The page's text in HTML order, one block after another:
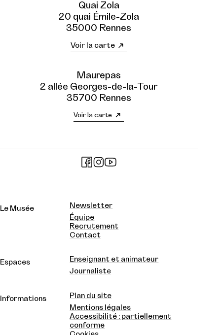
Quai Zola
20 quai Émile-Zola
35000 Rennes
Voir la carte
Maurepas
2 allée Georges-de-la-Tour
35700 Rennes
Voir la carte
Le Musée
Newsletter
Équipe
Recrutement
Contact
Espaces
Enseignant et animateur
Journaliste
Informations
Plan du site
Mentions légales
Accessibilité : partiellement
conforme